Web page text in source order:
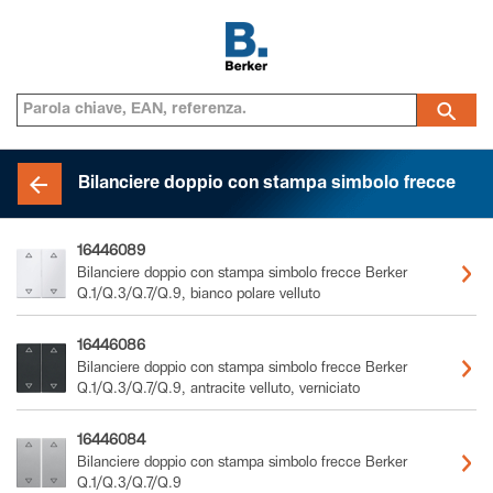
Bilanciere doppio con stampa simbolo frecce
16446089
Bilanciere doppio con stampa simbolo frecce Berker
Q.1/Q.3/Q.7/Q.9, bianco polare velluto
16446086
Bilanciere doppio con stampa simbolo frecce Berker
Q.1/Q.3/Q.7/Q.9, antracite velluto, verniciato
16446084
Bilanciere doppio con stampa simbolo frecce Berker
Q.1/Q.3/Q.7/Q.9